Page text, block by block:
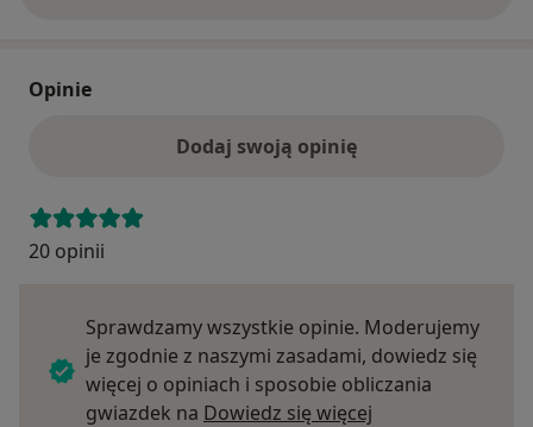
Opinie
Dodaj swoją opinię
20 opinii
Sprawdzamy wszystkie opinie. Moderujemy
je zgodnie z naszymi zasadami, dowiedz się
więcej o opiniach i sposobie obliczania
gwiazdek na Dowiedz się więcej